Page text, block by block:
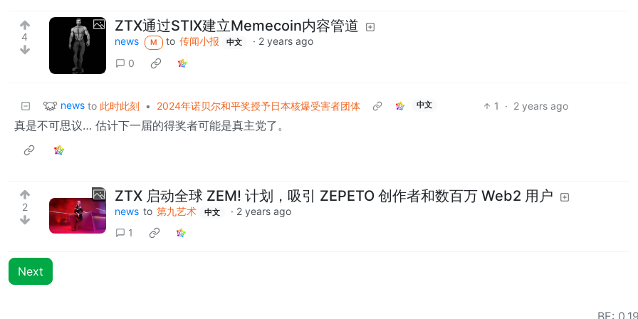
4
ZTX通过STIX建立Memecoin内容管道
news M to 传闻小报 中文 · 2 years ago
0
news to 此时此刻 • 2024年诺贝尔和平奖授予日本核爆受害者团体 中文 1 · 2 years ago
真是不可思议… 估计下一届的得奖者可能是真主党了。
2
ZTX 启动全球 ZEM! 计划，吸引 ZEPETO 创作者和数百万 Web2 用户
news to 第九艺术 中文 · 2 years ago
1
Next